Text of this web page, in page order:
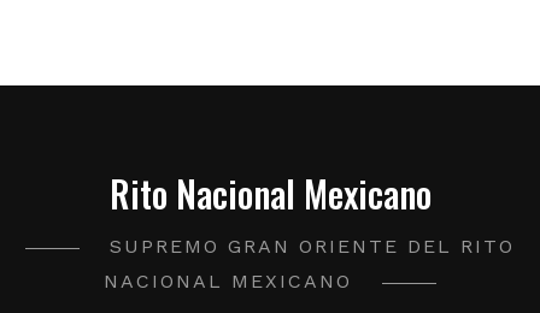
Rito Nacional Mexicano
SUPREMO GRAN ORIENTE DEL RITO
NACIONAL MEXICANO